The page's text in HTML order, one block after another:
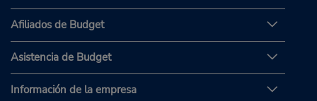
Afiliados de Budget
Asistencia de Budget
Información de la empresa